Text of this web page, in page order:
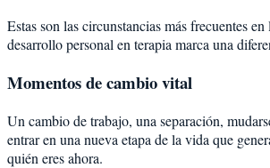
Estas son las circunstancias más frecuentes
desarrollo personal en terapia marca una
Momentos de cambio vital
Un cambio de trabajo, una separación,
entrar en una nueva etapa de la vida que
quién eres ahora.